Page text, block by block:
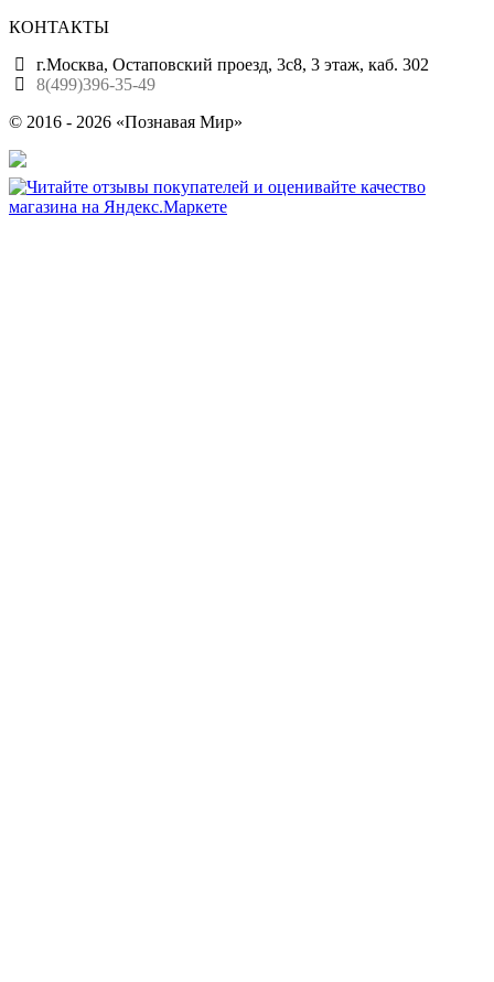
КОНТАКТЫ
г.Москва, Остаповский проезд, 3с8, 3 этаж, каб. 302
8(499)396-35-49
© 2016 - 2026 «Познавая Мир»